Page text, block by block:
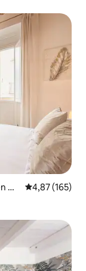
Ca
Calificación
4,87 (165)